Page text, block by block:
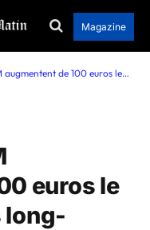
Magazine
100 euros le prix de leurs vols long-courriers
euros le
long-